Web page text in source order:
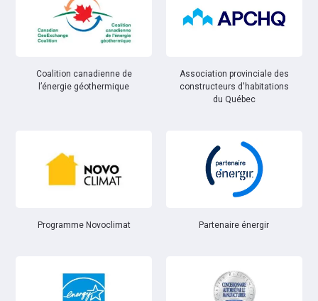
Coalition canadienne de
l’énergie géothermique
Association provinciale des
constructeurs d'habitations
du Québec
Programme Novoclimat Partenaire énergir